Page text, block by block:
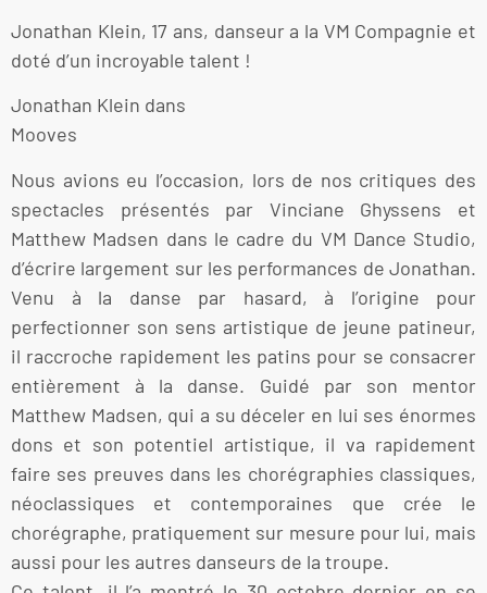
Jonathan Klein, 17 ans, danseur a la VM Compagnie et
doté d’un incroyable talent !
Jonathan Klein dans
Mooves
Nous avions eu l’occasion, lors de nos critiques des
spectacles présentés par Vinciane Ghyssens et
Matthew Madsen dans le cadre du VM Dance Studio,
d’écrire largement sur les performances de Jonathan.
Venu à la danse par hasard, à l’origine pour
perfectionner son sens artistique de jeune patineur,
il raccroche rapidement les patins pour se consacrer
entièrement à la danse. Guidé par son mentor
Matthew Madsen, qui a su déceler en lui ses énormes
dons et son potentiel artistique, il va rapidement
faire ses preuves dans les chorégraphies classiques,
néoclassiques et contemporaines que crée le
chorégraphe, pratiquement sur mesure pour lui, mais
aussi pour les autres danseurs de la troupe.